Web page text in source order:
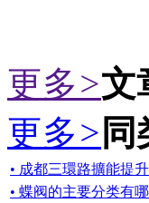
更多>文
更多>
• 成都三環路擴能提
• 蝶阀的主要分类有